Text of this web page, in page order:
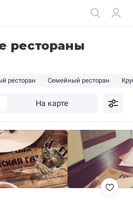
рестораны
ресторан Семейный ресторан
На карте